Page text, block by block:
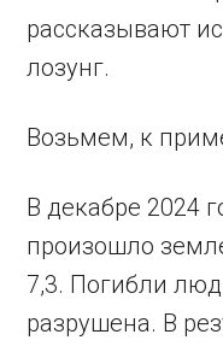
рассказывают
лозунг.
Возьмем, к
В декабре 2024
произошло
7,3. Погибли
разрушена. В